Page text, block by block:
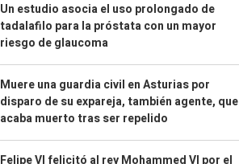
Un estudio asocia el uso prolongado de
tadalafilo para la próstata con un mayor
riesgo de glaucoma
Muere una guardia civil en Asturias por
disparo de su expareja, también agente, que
acaba muerto tras ser repelido
Felipe VI felicitó al rey Mohammed VI por el